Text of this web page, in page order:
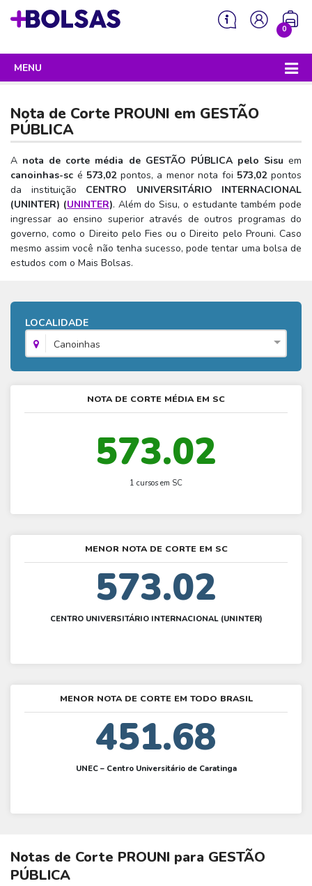
0
Sua mochila está vazia!
MENU
ENEM
Enem 2026 - Tudo o que você precisa saber
Enem – O que é
Enem – Quem pode fazer
Enem – Para que serve
Enem – Como se preparar
Enem – Cartilha redação
Hora do Enem – O que é
Enem – Gabarito oficial
SISU
Sisu 2026 – Tudo o que você precisa saber
SISU – O que é
SISU – Quem pode participar
SISU – Como se inscrever
SISU – Universidades participantes
SISU - Simulador
PROUNI
Prouni 2026 – Tudo o que você precisa saber
Prouni – O que é
Prouni – Quem pode participar
Prouni – Lista de espera
Prouni - Universidades participantes
Prouni – Simulador
FIES
Fies e P-Fies 2026 – Tudo o que você precisa saber
Fies – O que é
Fies – Como fazer a inscrição
Fies e Prouni – Diferença
Fies - Simulador
PRONATEC
SISUTEC
ENARE
Nota de Corte PROUNI em GESTÃO
PÚBLICA
A nota de corte média de GESTÃO PÚBLICA pelo Sisu em
canoinhas-sc é 573,02pontos, a menor nota foi 573,02pontos
da instituição CENTRO UNIVERSITÁRIO INTERNACIONAL
(UNINTER) (UNINTER). Além do Sisu, o estudante também pode
ingressar ao ensino superior através de outros programas do
governo, como o Direito pelo Fies ou o Direito pelo Prouni. Caso
mesmo assim você não tenha sucesso, pode tentar uma bolsa de
estudos com o Mais Bolsas.
LOCALIDADE
Canoinhas
NOTA DE CORTE MÉDIA EM SC
573.02
1 cursos em SC
MENOR NOTA DE CORTE EM SC
573.02
CENTRO UNIVERSITÁRIO INTERNACIONAL (UNINTER)
MENOR NOTA DE CORTE EM TODO BRASIL
451.68
UNEC – Centro Universitário de Caratinga
Notas de Corte PROUNI para GESTÃO
PÚBLICA